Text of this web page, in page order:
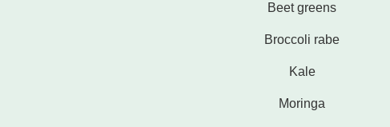
Beet greens
Broccoli rabe
Kale
Moringa